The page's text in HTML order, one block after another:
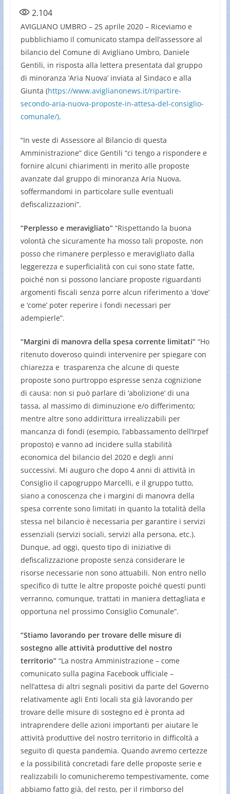
2.104
AVIGLIANO UMBRO – 25 aprile 2020 – Riceviamo e
pubblichiamo il comunicato stampa dell’assessore al
bilancio del Comune di Avigliano Umbro, Daniele
Gentili, in risposta alla lettera presentata dal gruppo
di minoranza ‘Aria Nuova’ inviata al Sindaco e alla
Giunta (https://www.aviglianonews.it/ripartire-
secondo-aria-nuova-proposte-in-attesa-del-consiglio-
comunale/).
“In veste di Assessore al Bilancio di questa
Amministrazione” dice Gentili “ci tengo a rispondere e
fornire alcuni chiarimenti in merito alle proposte
avanzate dal gruppo di minoranza Aria Nuova,
soffermandomi in particolare sulle eventuali
defiscalizzazioni”.
“Perplesso e meravigliato” “Rispettando la buona
volontà che sicuramente ha mosso tali proposte, non
posso che rimanere perplesso e meravigliato dalla
leggerezza e superficialità con cui sono state fatte,
poiché non si possono lanciare proposte riguardanti
argomenti fiscali senza porre alcun riferimento a ‘dove’
e ‘come’ poter reperire i fondi necessari per
adempierle”.
“Margini di manovra della spesa corrente limitati” “Ho
ritenuto doveroso quindi intervenire per spiegare con
chiarezza e trasparenza che alcune di queste
proposte sono purtroppo espresse senza cognizione
di causa: non si può parlare di ‘abolizione’ di una
tassa, al massimo di diminuzione e/o differimento;
mentre altre sono addirittura irrealizzabili per
mancanza di fondi (esempio, l’abbassamento dell’Irpef
proposto) e vanno ad incidere sulla stabilità
economica del bilancio del 2020 e degli anni
successivi. Mi auguro che dopo 4 anni di attività in
Consiglio il capogruppo Marcelli, e il gruppo tutto,
siano a conoscenza che i margini di manovra della
spesa corrente sono limitati in quanto la totalità della
stessa nel bilancio è necessaria per garantire i servizi
essenziali (servizi sociali, servizi alla persona, etc.).
Dunque, ad oggi, questo tipo di iniziative di
defiscalizzazione proposte senza considerare le
risorse necessarie non sono attuabili. Non entro nello
specifico di tutte le altre proposte poiché questi punti
verranno, comunque, trattati in maniera dettagliata e
opportuna nel prossimo Consiglio Comunale”.
“Stiamo lavorando per trovare delle misure di
sostegno alle attività produttive del nostro
territorio” “La nostra Amministrazione – come
comunicato sulla pagina Facebook ufficiale –
nell’attesa di altri segnali positivi da parte del Governo
relativamente agli Enti locali sta già lavorando per
trovare delle misure di sostegno ed è pronta ad
intraprendere delle azioni importanti per aiutare le
attività produttive del nostro territorio in difficoltà a
seguito di questa pandemia. Quando avremo certezze
e la possibilità concretadi fare delle proposte serie e
realizzabili lo comunicheremo tempestivamente, come
abbiamo fatto già, del resto, per il rimborso del